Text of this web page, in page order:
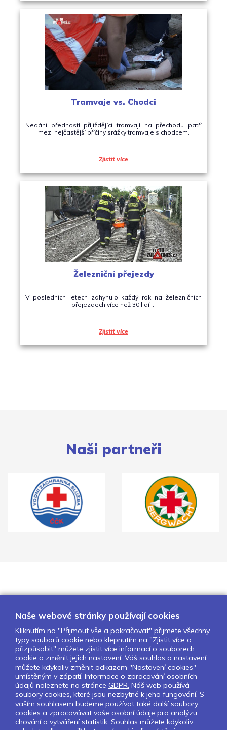
Tramvaje vs. Chodci
Nedání přednosti přijíždějící tramvaji na přechodu patří
mezi nejčastější příčiny srážky tramvaje s chodcem.
Zjistit více
Železniční přejezdy
V posledních letech zahynulo každý rok na železničních
přejezdech více než 30 lidí ...
Zjistit více
Naši partneři
O nás Naše projekty
Pro školy
Partneři
Kontakty
GDPR
Nastavení cookies
Sledujte nás:
Naše webové stránky používají cookies
Kliknutím na "Přijmout vše a pokračovat" přijmete všechny
typy souborů cookie nebo klepnutím na "Zjistit více a
přizpůsobit" můžete zjistit více informací o souborech
cookie a změnit jejich nastavení. Váš souhlas a nastavení
můžete kdykoliv změnit odkazem "Nastavení cookies"
umístěným v zápatí. Informace o zpracování osobních
údajů naleznete na stránce GDPR. Náš web používá
soubory cookies, které jsou nezbytné k jeho fungování. S
vaším souhlasem budeme používat také další soubory
cookies a zpracovávat vaše osobní údaje pro analýzu
chování a vytváření statistik. Souhlas můžete kdykoliv